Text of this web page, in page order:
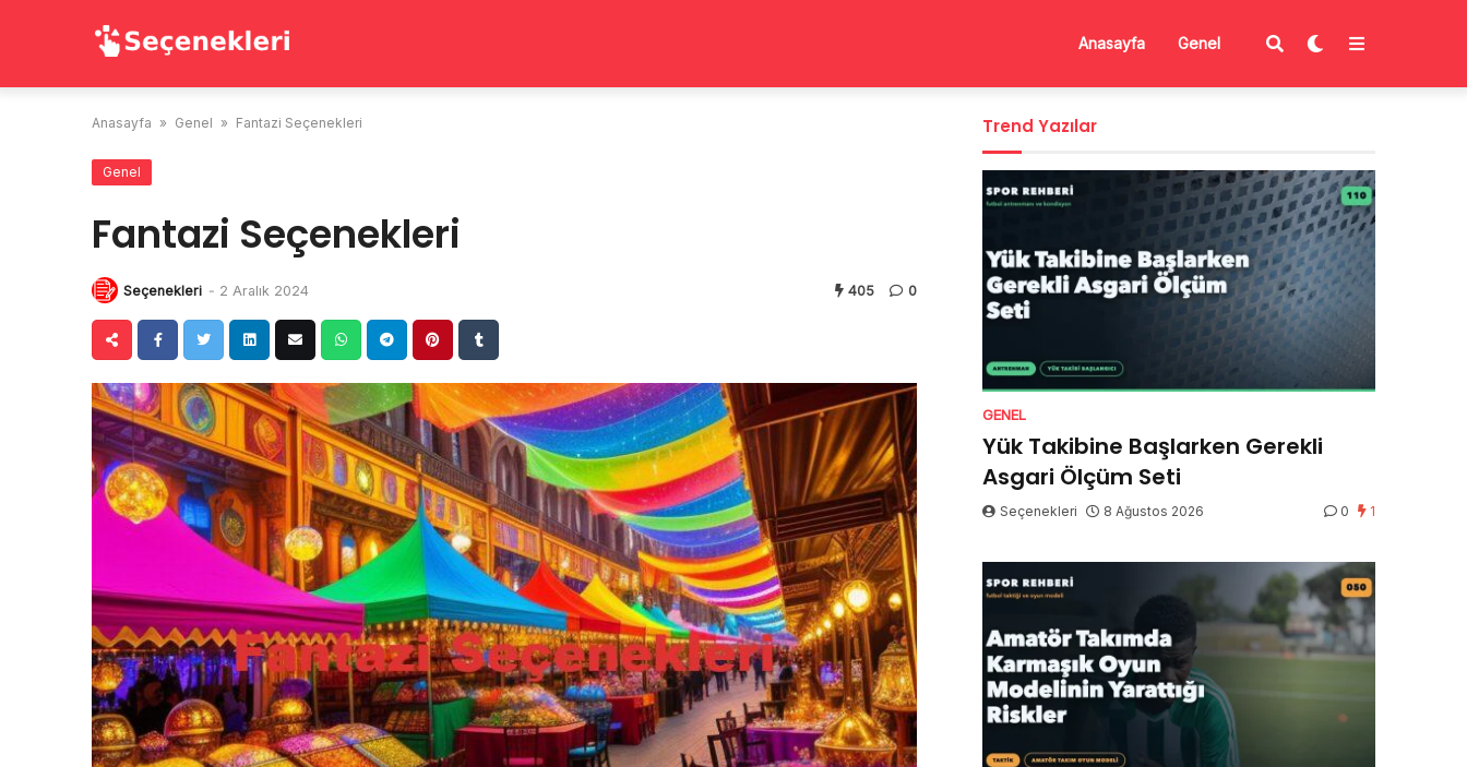
Anasayfa Genel
Anasayfa » Genel » Fantazi Seçenekleri
Genel
Fantazi Seçenekleri
Seçenekleri - 2 Aralık 2024 405 0
Trend Yazılar
GENEL
Yük Takibine Başlarken Gerekli
Asgari Ölçüm Seti
Seçenekleri 8 Ağustos 2026 0 1